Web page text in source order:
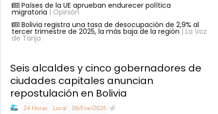
Países de la UE aprueban endurecer política
migratoria | Opinión
Bolivia registra una tasa de desocupación de 2,9% al
tercer trimestre de 2025, la más baja de la región| La Voz
de Tarija
Seis alcaldes y cinco gobernadores de
ciudades capitales anuncian
repostulación en Bolivia
24 Horas Local 06/Ene/2026